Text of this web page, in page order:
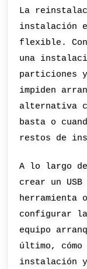
La
instalación
flexible.
una
particiones
impiden
alternativa
basta o
restos de
A lo largo de
crear un
herramienta
configurar la
equipo
último,
instalación